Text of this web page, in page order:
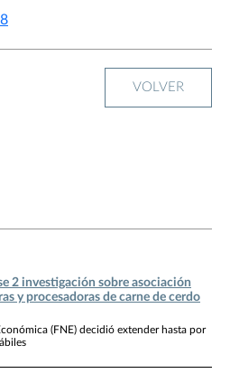
VOLVER
2 investigación sobre asociación
y procesadoras de carne de cerdo
(FNE) decidió extender hasta por